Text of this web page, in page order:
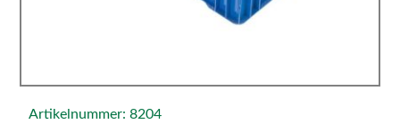
Artikelnummer: 8204